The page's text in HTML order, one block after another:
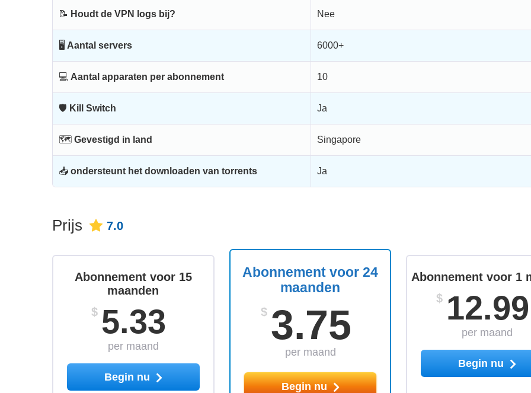
📝 Houdt de VPN logs bij? Nee
🖥 Aantal servers 6000+
💻 Aantal apparaten per abonnement 10
🛡 Kill Switch Ja
🗺 Gevestigd in land Singapore
📥 ondersteunt het downloaden van torrents Ja
Prijs 7.0
Abonnement voor 24
maanden
$ 3.75
per maand
Begin nu
Abonnement voor 15
maanden
$ 5.33
per maand
Begin nu
Abonnement voor 1
$ 12.99
per maand
Begin nu